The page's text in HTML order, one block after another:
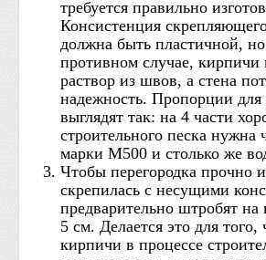
требуется правильно
Консистенция
должна быть пластичной,
противном случае,
раствор из швов, а стена
надежность. Пропорции для
выглядят так: на 4 части
строительного песка нужна
марки М500 и столько же
Чтобы перегородка прочно
скрепилась с несущими
предварительно штробят на
5 см. Делается это для
кирпичи в процессе